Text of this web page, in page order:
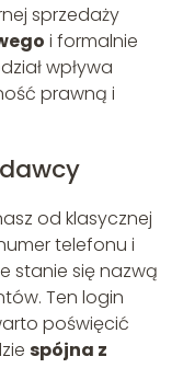
sprzedaży
i formalnie
wpływa
prawną i
od klasycznej
telefonu i
stanie się nazwą
Ten login
poświęcić
spójna z